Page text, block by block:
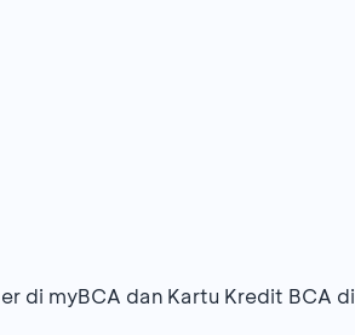
di myBCA dan Kartu Kredit BCA di